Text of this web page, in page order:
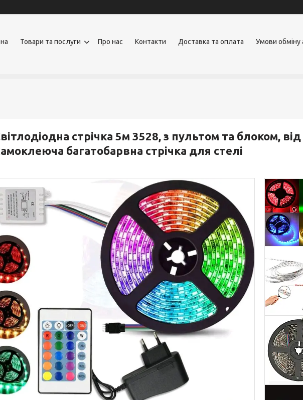
Товари та послуги Про нас Контакти Доставка та оплата Умови обміну
стрічка 5м 3528, з пультом та блоком,
багатобарвна стрічка для стелі